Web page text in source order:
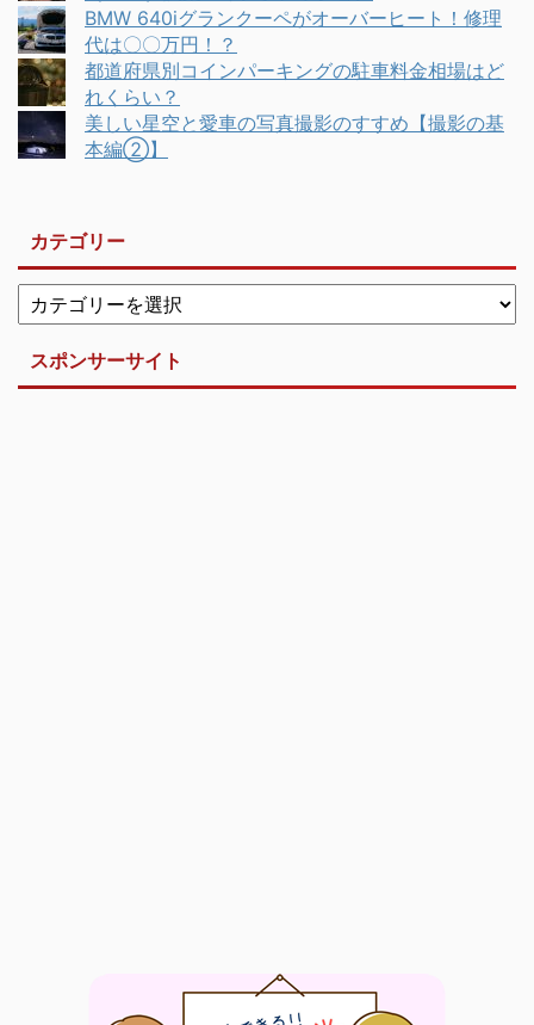
BMW 640iグランクーペがオーバーヒート！修理
代は〇〇万円！？
都道府県別コインパーキングの駐車料金相場はど
れくらい？
美しい星空と愛車の写真撮影のすすめ【撮影の基
本編②】
カテゴリー
スポンサーサイト